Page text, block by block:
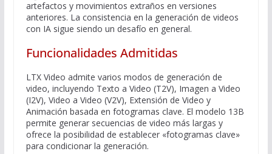
artefactos y movimientos extraños en versiones
anteriores. La consistencia en la generación de videos
con IA sigue siendo un desafío en general.
Funcionalidades Admitidas
LTX Video admite varios modos de generación de
video, incluyendo Texto a Video (T2V), Imagen a Video
(I2V), Video a Video (V2V), Extensión de Video y
Animación basada en fotogramas clave. El modelo 13B
permite generar secuencias de video más largas y
ofrece la posibilidad de establecer «fotogramas clave»
para condicionar la generación.